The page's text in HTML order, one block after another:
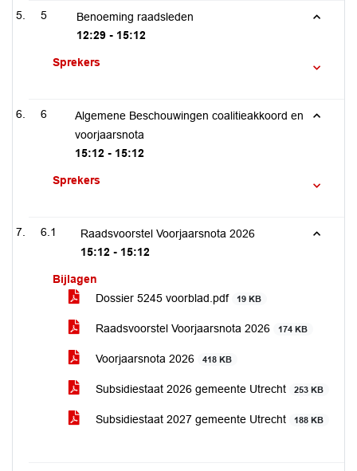
5
Benoeming raadsleden
12:29 - 15:12
Sprekers
6
Algemene Beschouwingen coalitieakkoord en
voorjaarsnota
15:12 - 15:12
Sprekers
6.1
Raadsvoorstel Voorjaarsnota 2026
15:12 - 15:12
Bijlagen
Dossier 5245 voorblad.pdf
19 KB
Raadsvoorstel Voorjaarsnota 2026 174 KB
Voorjaarsnota 2026 418 KB
Subsidiestaat 2026 gemeente Utrecht 253 KB
Subsidiestaat 2027 gemeente Utrecht 188 KB